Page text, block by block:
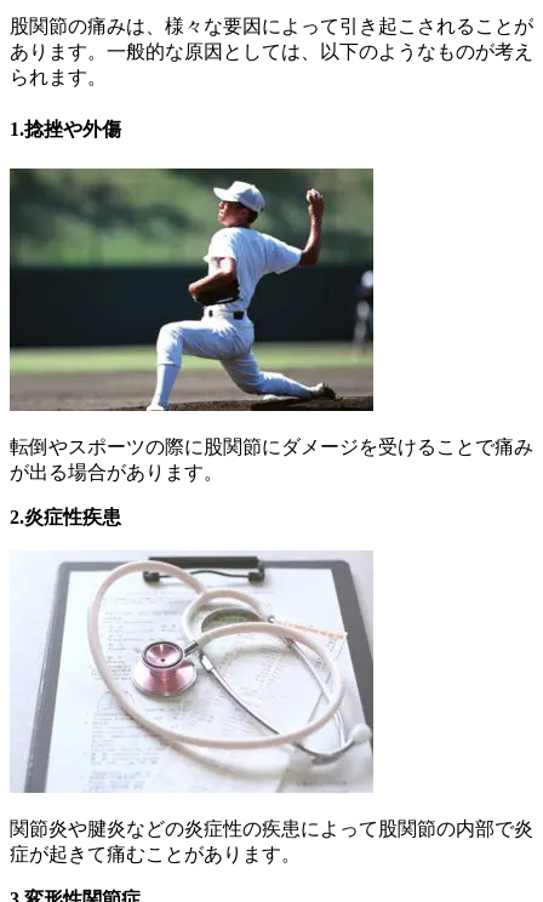
股関節の痛みは、様々な要因によって引き起こされることが
あります。一般的な原因としては、以下のようなものが考え
られます。
1.捻挫や外傷
転倒やスポーツの際に股関節にダメージを受けることで痛み
が出る場合があります。
2.炎症性疾患
関節炎や腱炎などの炎症性の疾患によって股関節の内部で炎
症が起きて痛むことがあります。